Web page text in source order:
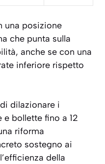
una posizione
che punta sulla
anche se con una
inferiore rispetto
dilazionare i
bollette fino a 12
riforma
sostegno ai
della